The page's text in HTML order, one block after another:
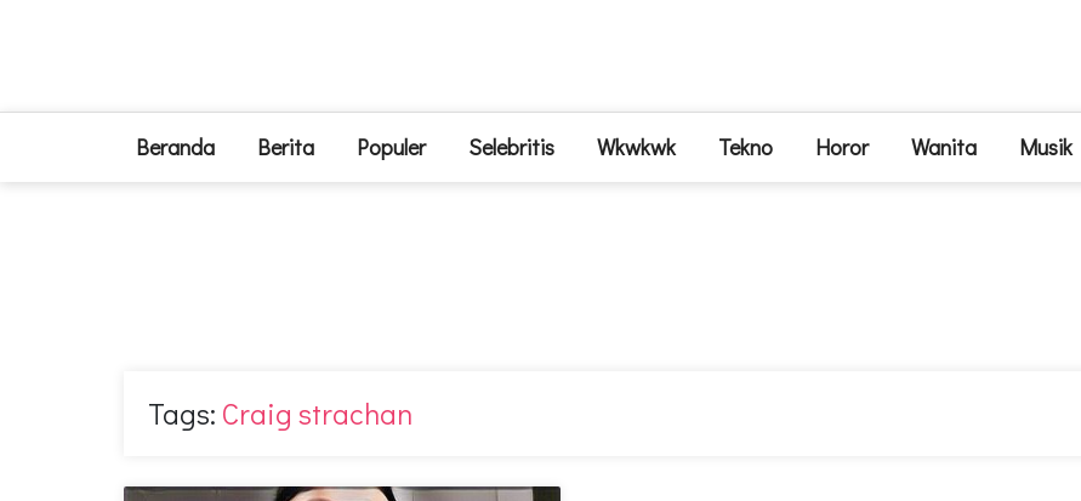
Beranda Berita Populer Selebritis Wkwkwk Tekno Horor Wanita Musik
Tags: Craig strachan